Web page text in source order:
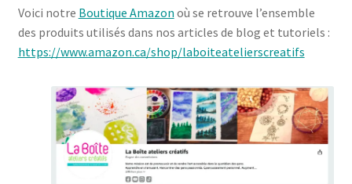
Voici notre Boutique Amazon où se retrouve l’ensemble
des produits utilisés dans nos articles de blog et tutoriels :
https://www.amazon.ca/shop/laboiteatelierscreatifs